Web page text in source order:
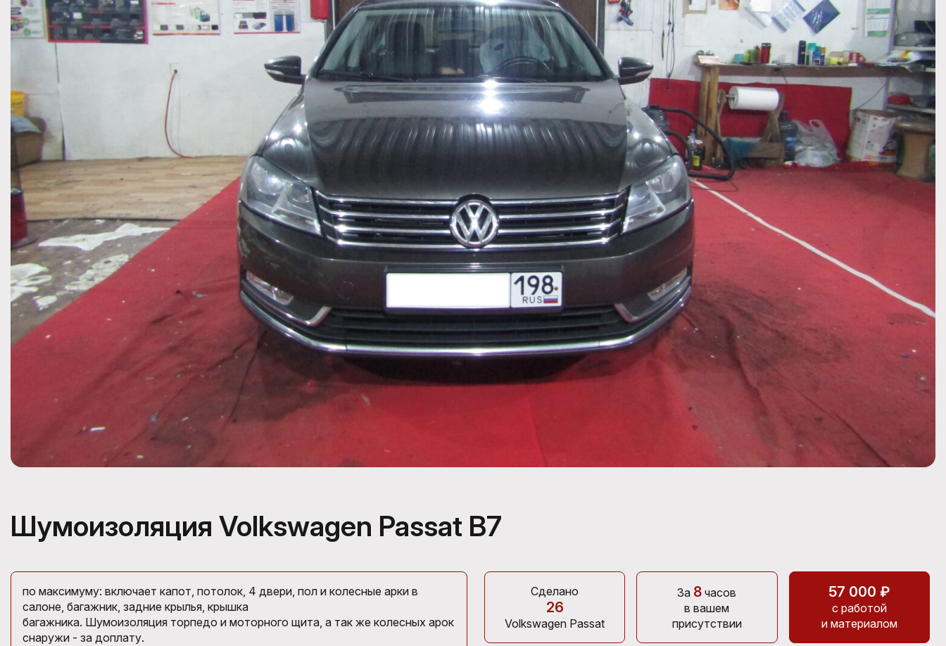
Шумоизоляция Volkswagen Passat B7
по максимуму: включает капот, потолок, 4 двери, пол и колесные арки в
салоне, багажник, задние крылья, крышка
багажника. Шумоизоляция торпедо и моторного щита, а так же колесных арок
снаружи - за доплату.
Сделано
26
Volkswagen Passat
За 8 часов
в вашем
присутствии
57 000 ₽
с работой
и материалом